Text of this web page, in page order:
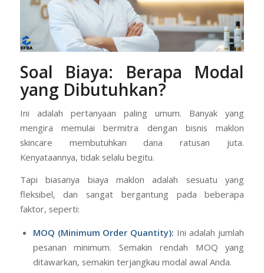
Soal Biaya: Berapa Modal
yang Dibutuhkan?
Ini adalah pertanyaan paling umum. Banyak yang
mengira memulai bermitra dengan bisnis maklon
skincare membutuhkan dana ratusan juta.
Kenyataannya, tidak selalu begitu.
Tapi biasanya biaya maklon adalah sesuatu yang
fleksibel, dan sangat bergantung pada beberapa
faktor, seperti:
MOQ (Minimum Order Quantity): Ini adalah jumlah
pesanan minimum. Semakin rendah MOQ yang
ditawarkan, semakin terjangkau modal awal Anda.